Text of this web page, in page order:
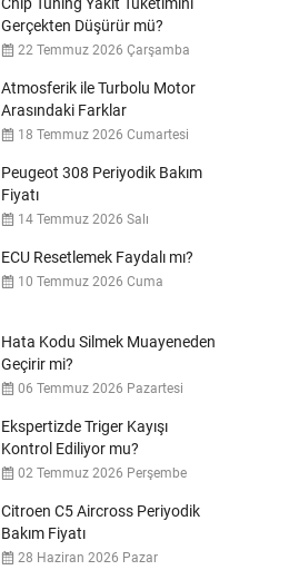
Gerçekten Düşürür mü?
22 Temmuz 2026 Çarşamba
Atmosferik ile Turbolu Motor
Arasındaki Farklar
18 Temmuz 2026 Cumartesi
Peugeot 308 Periyodik Bakım
Fiyatı
14 Temmuz 2026 Salı
ECU Resetlemek Faydalı mı?
10 Temmuz 2026 Cuma
Hata Kodu Silmek Muayeneden
Geçirir mi?
06 Temmuz 2026 Pazartesi
Ekspertizde Triger Kayışı
Kontrol Ediliyor mu?
02 Temmuz 2026 Perşembe
Citroen C5 Aircross Periyodik
Bakım Fiyatı
28 Haziran 2026 Pazar